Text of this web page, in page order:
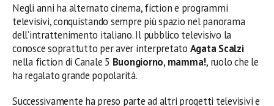
Negli anni ha alternato cinema, fiction e programmi
televisivi, conquistando sempre più spazio nel panorama
dell’intrattenimento italiano. Il pubblico televisivo la
conosce soprattutto per aver interpretato Agata Scalzi
nella fiction di Canale 5 Buongiorno, mamma!, ruolo che le
ha regalato grande popolarità.
Successivamente ha preso parte ad altri progetti televisivi e